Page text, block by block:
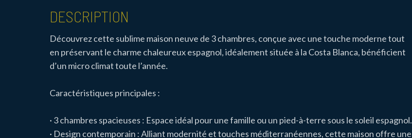
DESCRIPTION
Découvrez cette sublime maison neuve de 3 chambres, conçue avec une touche moderne tout
en préservant le charme chaleureux espagnol, idéalement située à la Costa Blanca, bénéficient
d’un micro climat toute l’année.
Caractéristiques principales :
· 3 chambres spacieuses : Espace idéal pour une famille ou un pied-à-terre sous le soleil espagnol.
· Design contemporain : Alliant modernité et touches méditerranéennes, cette maison offre une